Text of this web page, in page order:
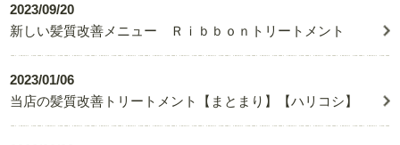
2023/09/20
新しい髪質改善メニュー Ｒｉｂｂｏｎトリートメント
2023/01/06
当店の髪質改善トリートメント【まとまり】【ハリコシ】